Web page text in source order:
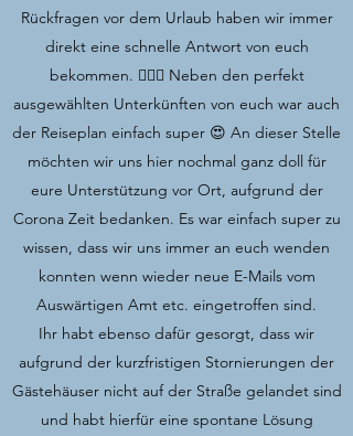
Rückfragen vor dem Urlaub haben wir immer
direkt eine schnelle Antwort von euch
bekommen. 👍🏽😊 Neben den perfekt
ausgewählten Unterkünften von euch war auch
der Reiseplan einfach super 😍 An dieser Stelle
möchten wir uns hier nochmal ganz doll für
eure Unterstützung vor Ort, aufgrund der
Corona Zeit bedanken. Es war einfach super zu
wissen, dass wir uns immer an euch wenden
konnten wenn wieder neue E-Mails vom
Auswärtigen Amt etc. eingetroffen sind.
Ihr habt ebenso dafür gesorgt, dass wir
aufgrund der kurzfristigen Stornierungen der
Gästehäuser nicht auf der Straße gelandet sind
und habt hierfür eine spontane Lösung